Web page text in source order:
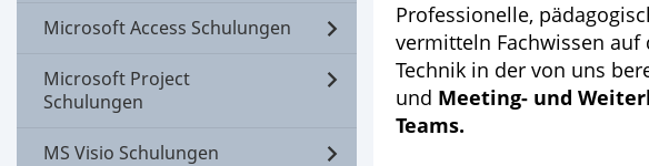
Microsoft Access Schulungen
Microsoft Project
Schulungen
MS Visio Schulungen
Professionelle,
vermitteln Fachwissen
Technik in der von uns
und Meeting- und
Teams.